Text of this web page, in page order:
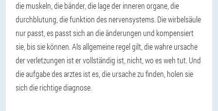
die muskeln, die bänder, die lage der inneren organe, die
durchblutung, die funktion des nervensystems. Die wirbelsäule
nur passt, es passt sich an die änderungen und kompensiert
sie, bis sie können. Als allgemeine regel gilt, die wahre ursache
der verletzungen ist er vollständig ist, nicht, wo es weh tut. Und
die aufgabe des arztes ist es, die ursache zu finden, holen sie
sich die richtige diagnose.